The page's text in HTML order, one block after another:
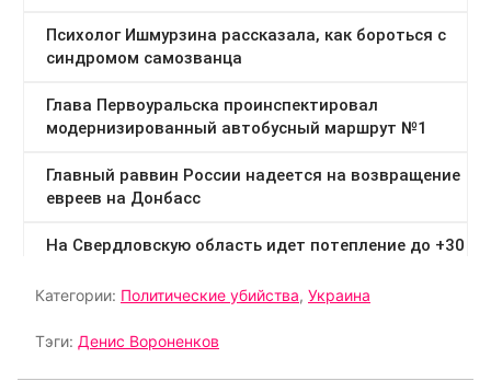
Категории: Политические убийства, Украина
Тэги: Денис Вороненков